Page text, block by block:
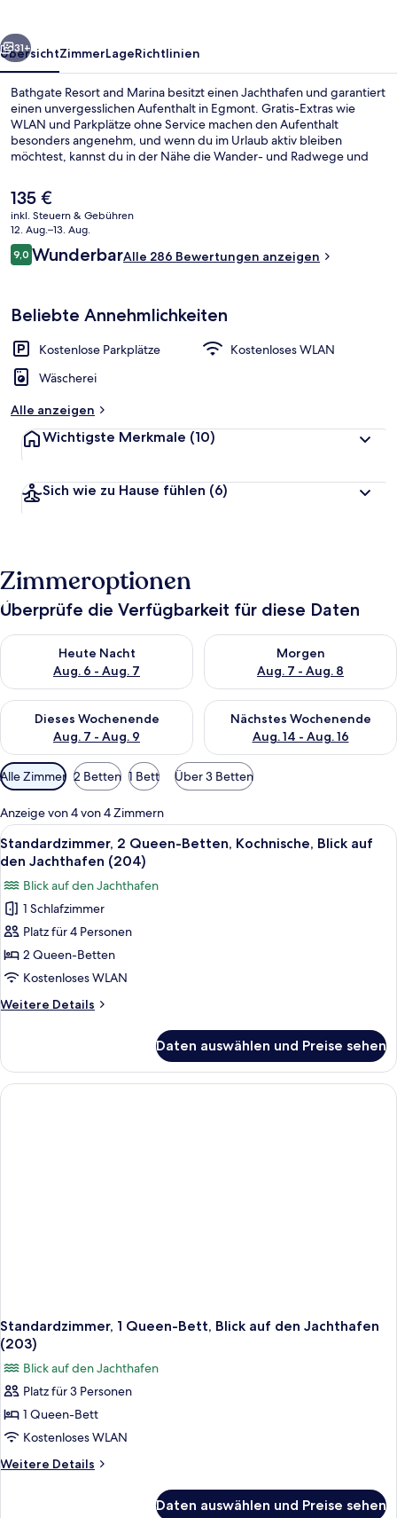
Weiter
31+
ÜbersichtZimmerLageRichtlinien
Bathgate Resort and Marina besitzt einen Jachthafen und garantiert
einen unvergesslichen Aufenthalt in Egmont. Gratis-Extras wie
WLAN und Parkplätze ohne Service machen den Aufenthalt
besonders angenehm, und wenn du im Urlaub aktiv bleiben
möchtest, kannst du in der Nähe die Wander- und Radwege und
Terrasse and einen Garten. Andere Reisende haben viel Gutes über
das hilfsbereite Personal zu berichten.
Der
aktuelle
Preis
beträgt
135 €.
135 €
inkl. Steuern & Gebühren
12. Aug.–13. Aug.
Bewertungen
9,09,0 von 10.
WunderbarAlle 286 Bewertungen anzeigen
Beliebte Annehmlichkeiten
Kostenlose Parkplätze
Kostenloses WLAN
Wäscherei
Alle anzeigen
Wichtigste Merkmale (10)
Sich wie zu Hause fühlen (6)
Zimmeroptionen
Überprüfe die Verfügbarkeit für diese Daten
Heute Nacht
Aug. 6 - Aug. 7
Überprüfe die Verfügbarkeit für heute Nacht, Aug. 6 - Aug. 7.
Morgen
Aug. 7 - Aug. 8
Überprüfe die Verfügbarkeit
Dieses Wochenende
Aug. 7 - Aug. 9
Überprüfe die Verfügbarkeit für dieses Wochenende, Aug. 7
Nächstes Wochenende
Aug. 14 - Aug. 16
Überprüfe die Verfügbarkeit
Verfügbare
Filter
für
Zimmer
Alle Zimmer 2 Betten 1 Bett Über 3 Betten
Anzeige von 4 von 4 Zimmern
Alle
Fotos
Standardzimmer,
2 Queen-
Betten,
Kochnische,
Blick
auf
den
(204)
anzeigen
Ein Hotelzimmer mit zwei Betten,
5
Standardzimmer, 2 Queen-Betten, Kochnische, Blick auf
den Jachthafen (204)
Blick auf den Jachthafen
1 Schlafzimmer
Platz für 4 Personen
2 Queen-Betten
Kostenloses WLAN
Weitere Details
Weitere
2 Queen-
Betten,
Kochnische,
Daten auswählen und Preise sehen
Standardzimmer, 1 Queen-Bett, Blick auf den Jachthafen
(203)
Blick auf den Jachthafen
Platz für 3 Personen
1 Queen-Bett
Kostenloses WLAN
Weitere Details
Weitere
Daten auswählen und Preise sehen